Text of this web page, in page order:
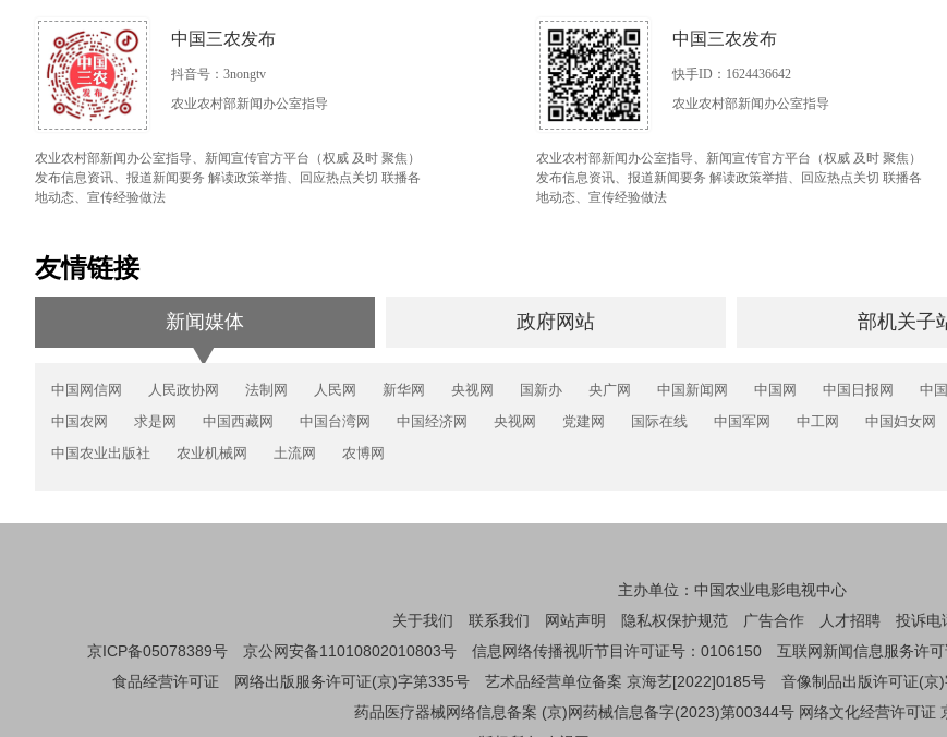
中国三农发布
抖音号：3nongtv
农业农村部新闻办公室指导
农业农村部新闻办公室指导、新闻宣传官方平台（权威 及时 聚焦）
发布信息资讯、报道新闻要务 解读政策举措、回应热点关切 联播各
地动态、宣传经验做法
中国三农发布
快手ID：1624436642
农业农村部新闻办公室指导
农业农村部新闻办公室指导、新闻宣传官方平台（权威 及时 聚焦）
发布信息资讯、报道新闻要务 解读政策举措、回应热点关切 联播各
地动态、宣传经验做法
友情链接
新闻媒体 政府网站 部机关子
中国网信网 人民政协网 法制网 人民网 新华网 央视网 国新办 央广网 中国新闻网 中国网 中国日报网 中
中国农网
求是网 中国西藏网 中国台湾网 中国经济网 央视网 党建网 国际在线 中国军网 中工网 中国妇女网
中国农业出版社
农业机械网 土流网 农博网
主办单位：中国农业电影电视中心
关于我们
联系我们 网站声明 隐私权保护规范 广告合作 人才招聘
投诉电
京ICP备05078389号
京公网安备11010802010803号 信息网络传播视听节目许可证号：0106150 互联网新闻信息服务许
食品经营许可证
网络出版服务许可证(京)字第335号 艺术品经营单位备案 京海艺[2022]0185号 音像制品出版许可证(京
药品医疗器械网络信息备案 (京)网药械信息备字(2023)第00344号 网络文化经营许可证